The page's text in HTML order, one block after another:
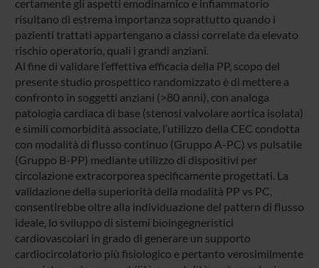
certamente gli aspetti emodinamico e infiammatorio
risultano di estrema importanza soprattutto quando i
pazienti trattati appartengano a classi correlate da elevato
rischio operatorio, quali i grandi anziani.
Al fine di validare l’effettiva efficacia della PP, scopo del
presente studio prospettico randomizzato è di mettere a
confronto in soggetti anziani (>80 anni), con analoga
patologia cardiaca di base (stenosi valvolare aortica isolata)
e simili comorbidità associate, l’utilizzo della CEC condotta
con modalità di flusso continuo (Gruppo A-PC) vs pulsatile
(Gruppo B-PP) mediante utilizzo di dispositivi per
circolazione extracorporea specificamente progettati. La
validazione della superiorità della modalità PP vs PC,
consentirebbe oltre alla individuazione del pattern di flusso
ideale, lo sviluppo di sistemi bioingegneristici
cardiovascolari in grado di generare un supporto
cardiocircolatorio più fisiologico e pertanto verosimilmente